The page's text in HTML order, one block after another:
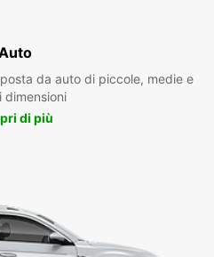
da auto di piccole, medie e
dimensioni
di più